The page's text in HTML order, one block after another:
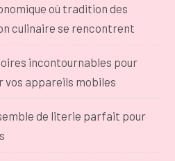
où tradition des
culinaire se rencontrent
incontournables pour
appareils mobiles
de literie parfait pour